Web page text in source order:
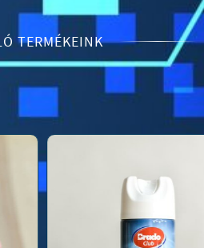
TERMÉKEINK